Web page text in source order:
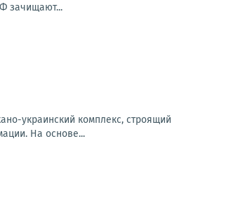
зачищают...
украинский комплекс, строящий
На основе...